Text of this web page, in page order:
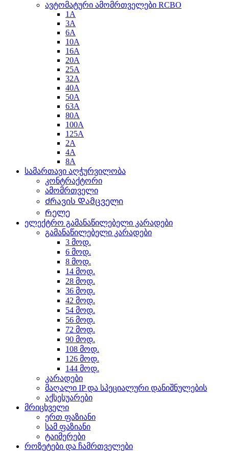
ავტომატური ამომრთველები RCBO
1A
3A
6A
10A
16A
20A
25A
32A
40A
50A
63A
80A
100A
125A
2A
4A
8A
სამართავი აღჭურვილობა
კონტრაქტორი
ამომრთველი
Ძრავის Დამცველი
Რელე
ელექტრო გამანაწილებელი კარადები
გამანაწილებელი კარადები
3 მოდ.
6 მოდ.
8 მოდ.
14 მოდ.
28 მოდ.
36 მოდ.
42 მოდ.
54 მოდ.
56 მოდ.
72 მოდ.
90 მოდ.
108 მოდ.
126 მოდ.
144 მოდ.
კარადები
მაღალი IP და სპეციალური დანიშნულების
აქსესუარები
მრიცხველი
ერთ ფაზიანი
სამ ფაზიანი
ტაიმერები
როზეტები და ჩამრთველები